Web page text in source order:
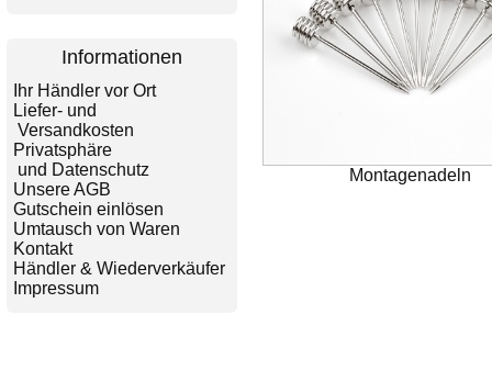
Informationen
Ihr Händler vor Ort
Liefer- und
Versandkosten
Privatsphäre
und Datenschutz
Unsere AGB
Gutschein einlösen
Umtausch von Waren
Kontakt
Händler & Wiederverkäufer
Impressum
Montagenadeln